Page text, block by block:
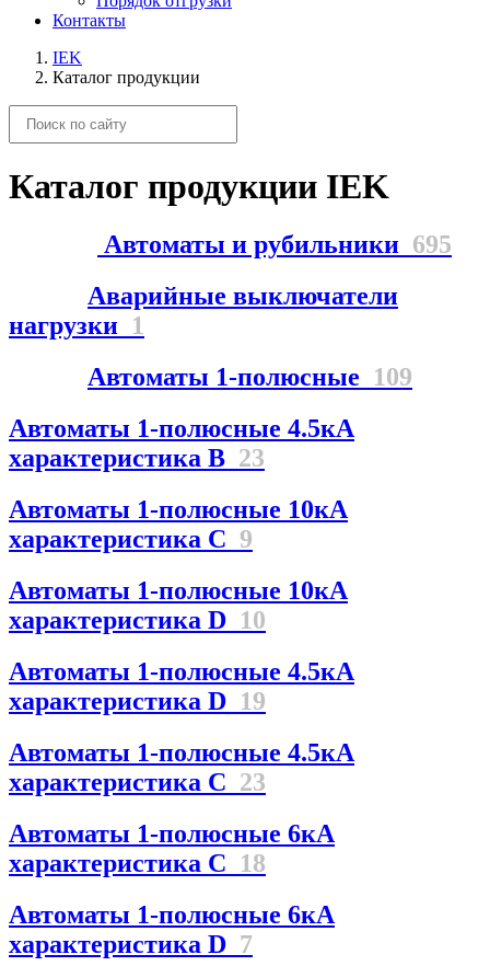
Контакты
IEK
Каталог продукции
Каталог продукции IEK
Автоматы и рубильники 695
Аварийные выключатели
нагрузки 1
Автоматы 1-полюсные 109
Автоматы 1-полюсные 4.5кА
характеристика В 23
Автоматы 1-полюсные 10кА
характеристика C 9
Автоматы 1-полюсные 10кА
характеристика D 10
Автоматы 1-полюсные 4.5кА
характеристика D 19
Автоматы 1-полюсные 4.5кА
характеристика С 23
Автоматы 1-полюсные 6кА
характеристика C 18
Автоматы 1-полюсные 6кА
характеристика D 7